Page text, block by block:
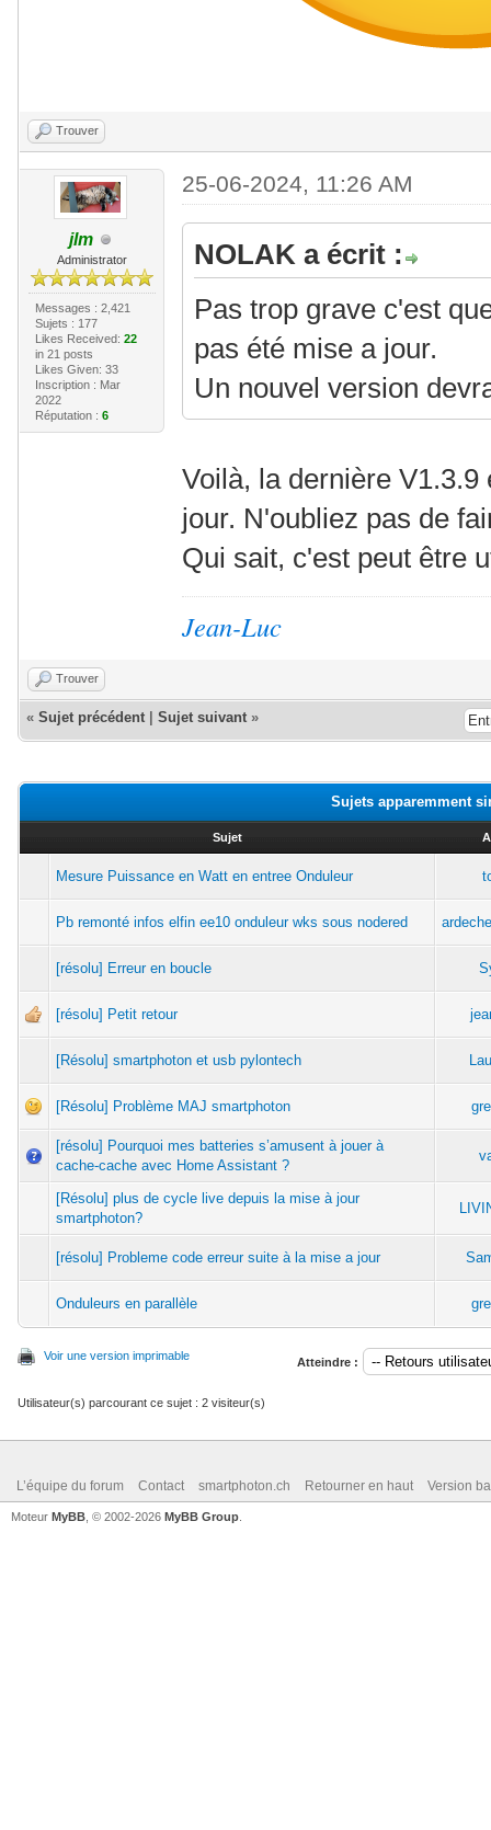
Trouver
jlm
Administrator
Messages : 2,421
Sujets : 177
Likes Received: 22
in 21 posts
Likes Given: 33
Inscription : Mar
2022
Réputation : 6
25-06-2024, 11:26 AM
NOLAK a écrit :
Pas trop grave c'est
pas été mise a jour.
Un nouvel version
Voilà, la dernière
jour. N'oubliez pas de
Qui sait, c'est peut être
Jean-Luc
Trouver
« Sujet précédent Sujet suivant »
Sujets apparemment
Sujet
Mesure Puissance en Watt en entree Onduleur
Pb remonté infos elfin ee10 onduleur wks sous nodered
[résolu] Erreur en boucle
[résolu] Petit retour
[Résolu] smartphoton et usb pylontech
[Résolu] Problème MAJ smartphoton
[résolu] Pourquoi mes batteries s’amusent à jouer à
cache-cache avec Home Assistant ?
[Résolu] plus de cycle live depuis la mise à jour
smartphoton?
[résolu] Probleme code erreur suite à la mise a jour
Onduleurs en parallèle
Voir une version imprimable Atteindre :
Utilisateur(s) parcourant ce sujet : 2 visiteur(s)
L’équipe du forum Contact smartphoton.ch Retourner en haut Version
Moteur MyBB , © 2002-2026 MyBB Group